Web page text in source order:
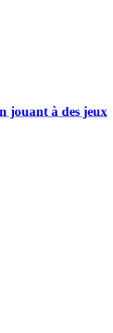
jouant à des jeux